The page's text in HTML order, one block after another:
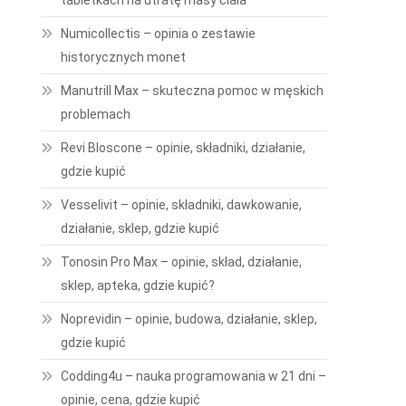
Numicollectis – opinia o zestawie
historycznych monet
Manutrill Max – skuteczna pomoc w męskich
problemach
Revi Bloscone – opinie, składniki, działanie,
gdzie kupić
Vesselivit – opinie, składniki, dawkowanie,
działanie, sklep, gdzie kupić
Tonosin Pro Max – opinie, skład, działanie,
sklep, apteka, gdzie kupić?
Noprevidin – opinie, budowa, działanie, sklep,
gdzie kupić
Codding4u – nauka programowania w 21 dni –
opinie, cena, gdzie kupić